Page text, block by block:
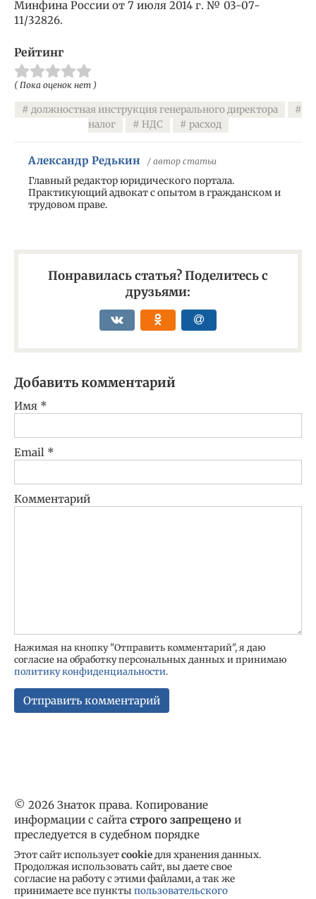
Минфина России от 7 июля 2014 г. № 03-07-
11/32826.
Рейтинг
( Пока оценок нет )
должностная инструкция генерального директора
налог
НДС расход
Александр Редькин / автор статьи
Главный редактор юридического портала.
Практикующий адвокат с опытом в гражданском и
трудовом праве.
Понравилась статья? Поделитесь с
друзьями:
Добавить комментарий
Имя *
Email *
Комментарий
Нажимая на кнопку "Отправить комментарий", я даю
согласие на обработку персональных данных и принимаю
политику конфиденциальности.
© 2026 Знаток права. Копирование
информации с сайта строго запрещено и
преследуется в судебном порядке
Этот сайт используетcookieдля хранения данных.
Продолжая использовать сайт, вы даете свое
согласие на работу с этими файлами, а так же
принимаете все пункты пользовательского